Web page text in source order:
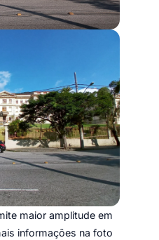
maior amplitude em
informações na foto